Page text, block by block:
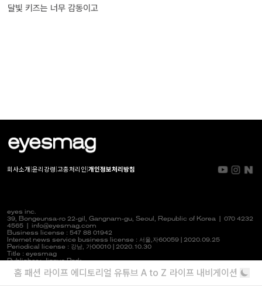
달빛 키즈는 너무 감동이고
회사소개 윤리강령 고충처리인 개인정보처리방침
eyes inc.
39, Bongeunsa-ro 22-gil, Gangnam-gu, Seoul, Republic of Korea | 070 4232
4565
info@eyesmag.com
Business license : 547 88 01942
Internet news service business license : 서울,자60059 | 2020.09.25
Periodical license : 강남, 가00010 | 2020.10.30
Title : eyesmag
Publisher : Jinpyo Park
News manager & Editorial officer : Youlim Heo
홈 패션 라이프 에디토리얼 유튜브 A to Z 라이프 내비게이션